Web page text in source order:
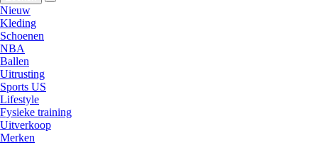
Nieuw
Kleding
Schoenen
NBA
Ballen
Uitrusting
Sports US
Lifestyle
Fysieke training
Uitverkoop
Merken